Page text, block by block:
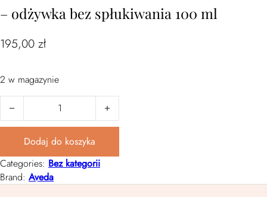
– odżywka bez spłukiwania 100 ml
195,00 zł
2 w magazynie
ilość invati ultra advanced™ leave in treatment - odżywka bez
Dodaj do koszyka
Categories: Bez kategorii
Brand: Aveda